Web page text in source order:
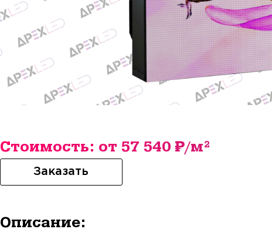
Стоимость: от 57 540 ₽/м²
Заказать
Описание: